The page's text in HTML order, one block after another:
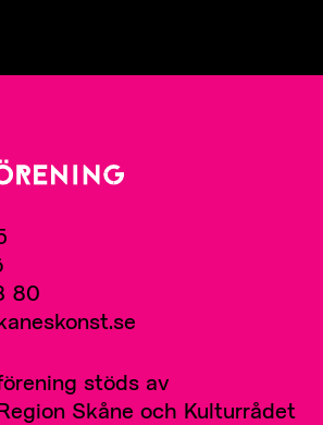
80
stöds av
Skåne och Kulturrådet